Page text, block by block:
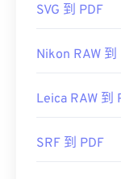
如果您需要更
ISO
首次发布：
https://
SVG 到 PDF
Nikon RAW 到
Leica RAW 到
SRF 到 PDF